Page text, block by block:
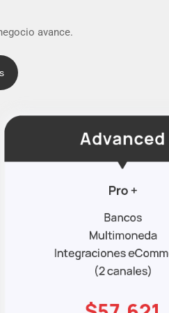
avance.